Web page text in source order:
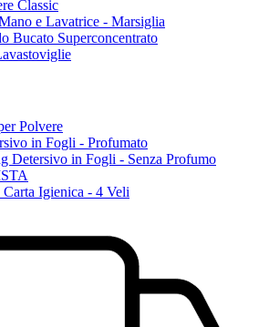
Classic
e Lavatrice - Marsiglia
Bucato Superconcentrato
Polvere
in Fogli - Profumato
Detersivo in Fogli - Senza Profumo
Igienica - 4 Veli